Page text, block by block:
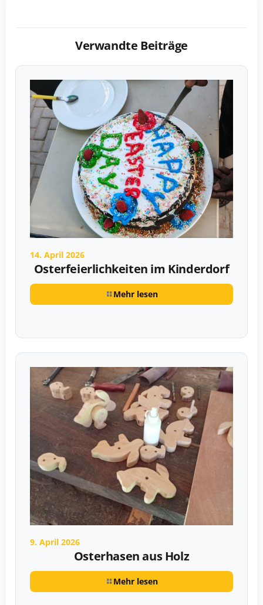
Verwandte Beiträge
14. April 2026
Osterfeierlichkeiten im Kinderdorf
Mehr lesen
9. April 2026
Osterhasen aus Holz
Mehr lesen